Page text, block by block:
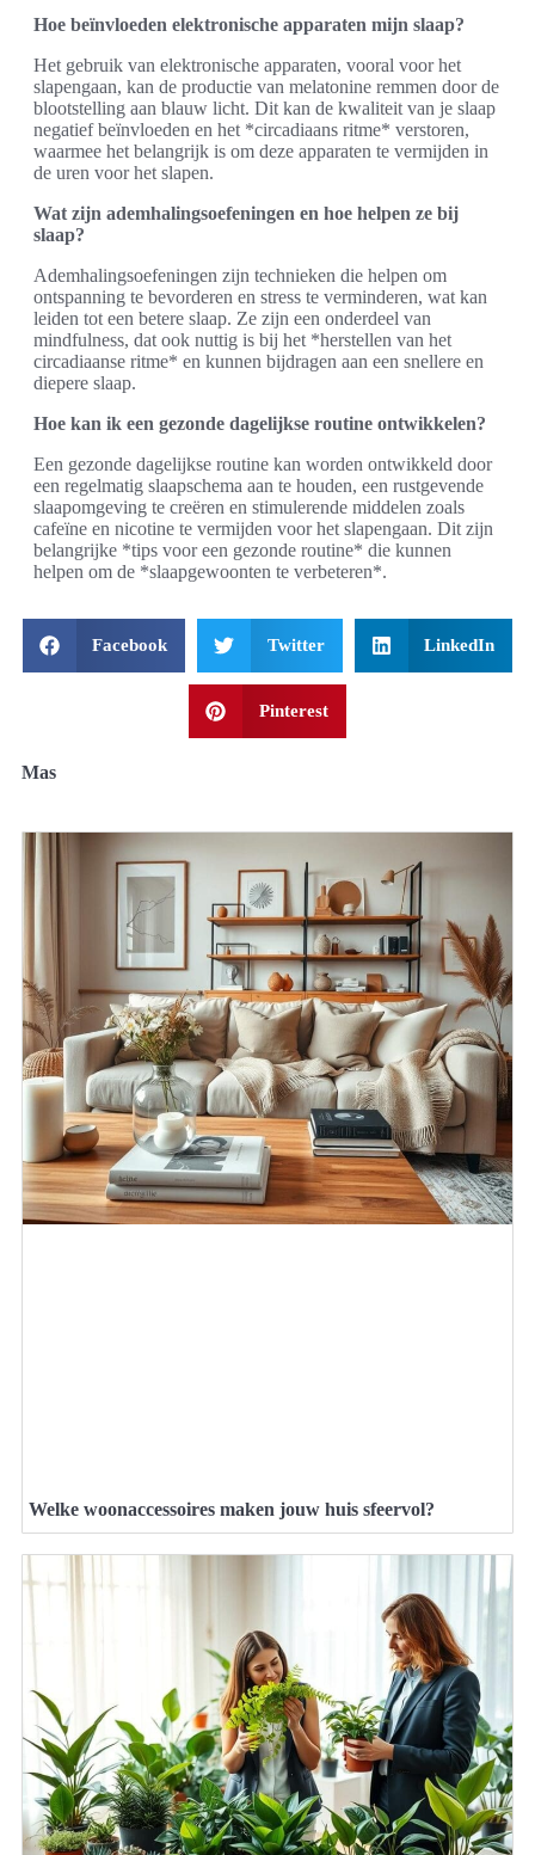
Hoe beïnvloeden elektronische apparaten mijn slaap?
Het gebruik van elektronische apparaten, vooral voor het
slapengaan, kan de productie van melatonine remmen door de
blootstelling aan blauw licht. Dit kan de kwaliteit van je slaap
negatief beïnvloeden en het *circadiaans ritme* verstoren,
waarmee het belangrijk is om deze apparaten te vermijden in
de uren voor het slapen.
Wat zijn ademhalingsoefeningen en hoe helpen ze bij
slaap?
Ademhalingsoefeningen zijn technieken die helpen om
ontspanning te bevorderen en stress te verminderen, wat kan
leiden tot een betere slaap. Ze zijn een onderdeel van
mindfulness, dat ook nuttig is bij het *herstellen van het
circadiaanse ritme* en kunnen bijdragen aan een snellere en
diepere slaap.
Hoe kan ik een gezonde dagelijkse routine ontwikkelen?
Een gezonde dagelijkse routine kan worden ontwikkeld door
een regelmatig slaapschema aan te houden, een rustgevende
slaapomgeving te creëren en stimulerende middelen zoals
cafeïne en nicotine te vermijden voor het slapengaan. Dit zijn
belangrijke *tips voor een gezonde routine* die kunnen
helpen om de *slaapgewoonten te verbeteren*.
Facebook Twitter LinkedIn
Pinterest
Mas
Welke woonaccessoires maken jouw huis sfeervol?